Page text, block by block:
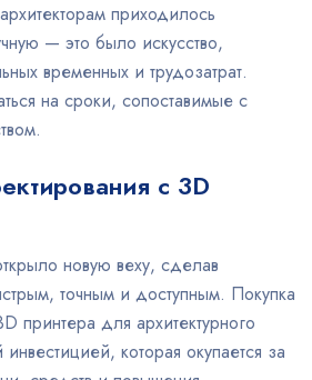
приходилось
— это было искусство,
временных и трудозатрат.
на сроки, сопоставимые с
с 3D
новую веху, сделав
точным и доступным. Покупка
принтера для архитектурного
которая окупается за